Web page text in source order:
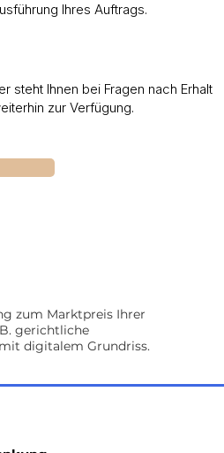
Ihres Auftrags.
steht Ihnen bei Fragen nach Erhalt
zur Verfügung.
zum Marktpreis Ihrer
gerichtliche
digitalem Grundriss.